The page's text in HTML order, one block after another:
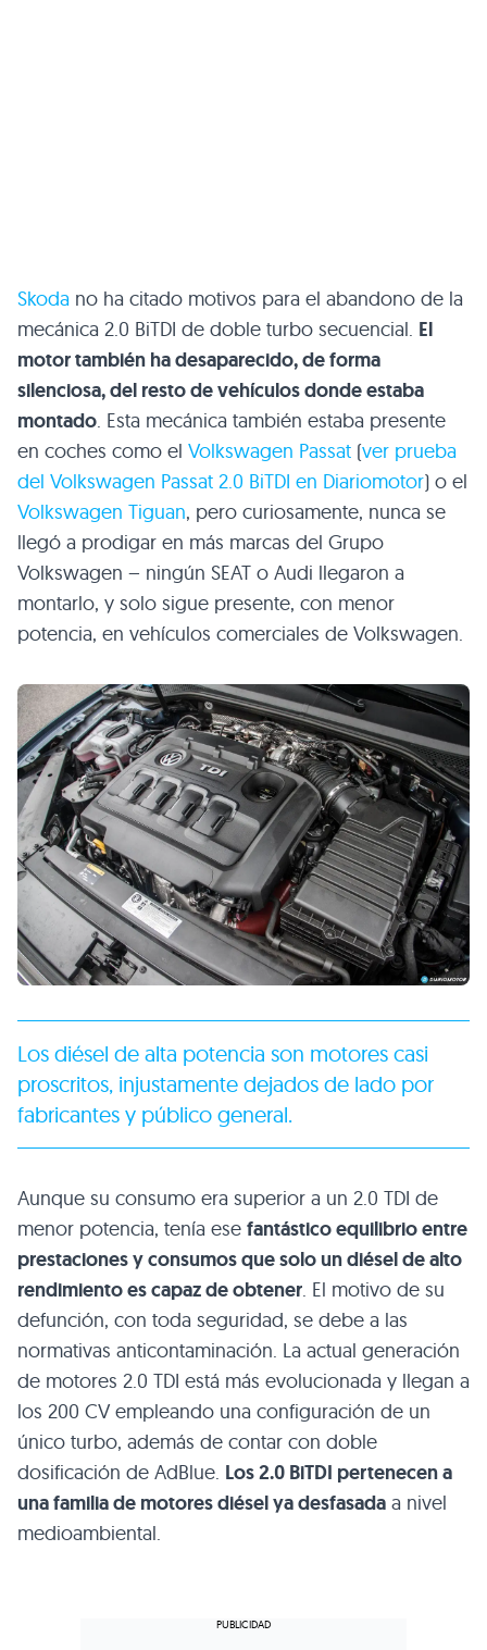
Skoda no ha citado motivos para el abandono de la
mecánica 2.0 BiTDI de doble turbo secuencial. El
motor también ha desaparecido, de forma
silenciosa, del resto de vehículos donde estaba
montado. Esta mecánica también estaba presente
en coches como el Volkswagen Passat (ver prueba
del Volkswagen Passat 2.0 BiTDI en Diariomotor) o el
Volkswagen Tiguan, pero curiosamente, nunca se
llegó a prodigar en más marcas del Grupo
Volkswagen – ningún SEAT o Audi llegaron a
montarlo, y solo sigue presente, con menor
potencia, en vehículos comerciales de Volkswagen.
Los diésel de alta potencia son motores casi
proscritos, injustamente dejados de lado por
fabricantes y público general.
Aunque su consumo era superior a un 2.0 TDI de
menor potencia, tenía ese fantástico equilibrio entre
prestaciones y consumos que solo un diésel de alto
rendimiento es capaz de obtener. El motivo de su
defunción, con toda seguridad, se debe a las
normativas anticontaminación. La actual generación
de motores 2.0 TDI está más evolucionada y llegan a
los 200 CV empleando una configuración de un
único turbo, además de contar con doble
dosificación de AdBlue. Los 2.0 BiTDI pertenecen a
una familia de motores diésel ya desfasada a nivel
medioambiental.